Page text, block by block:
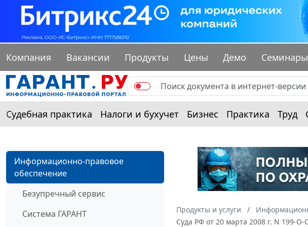
Компания Вакансии Продукты Цены Демо Семинары
Судебная практика Налоги и бухучет Бизнес Практика Труд
Информационно-правовое
обеспечение
Безупречный сервис
Система ГАРАНТ
Продукты и услуги
Суда РФ от 20 марта 2008 г. N 199-